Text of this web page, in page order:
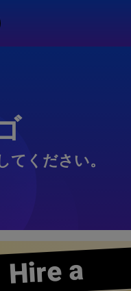
てください。
Hire a